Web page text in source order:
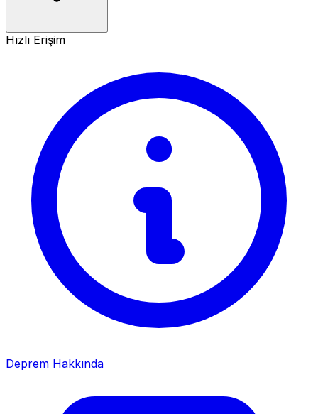
Hızlı Erişim
Deprem Hakkında